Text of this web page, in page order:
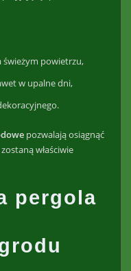
świeżym powietrzu,
w upalne dni,
pozwalają osiągnąć
właściwie
pergola